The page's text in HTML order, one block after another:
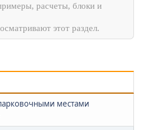
расчеты, блоки и
этот раздел.
местами